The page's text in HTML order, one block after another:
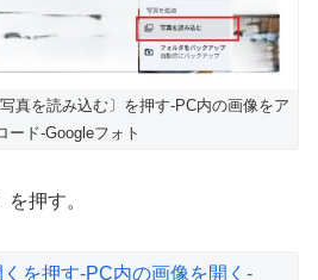
真を読み込む〕を押す-PC内の画像をア
ード-Googleフォト
押す。